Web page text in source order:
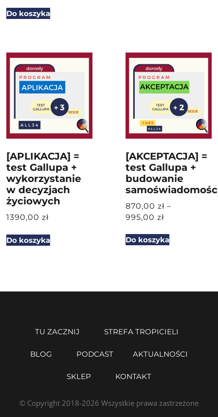
Do koszyka
[APLIKACJA] =
test Gallupa +
wykorzystanie
w decyzjach
życiowych
1390,00zł
Do koszyka
[AKCEPTACJA] =
test Gallupa +
budowanie
870,00zł –
995,00zł
Do koszyka
TU ZACZNIJ STREFA TROPICIELI
BLOG PODCAST AKTUALNOŚCI
SKLEP KONTAKT
© Copyright 2018-2026 Wszystkie prawa zastrzeżone